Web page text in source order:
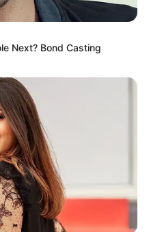
de chance
pour valider vos
, 23 , 25 de chaque
Next? Bond Casting